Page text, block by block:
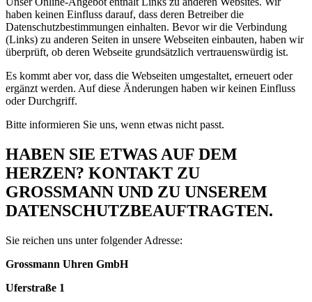
haben keinen Einfluss darauf, dass deren Betreiber die
Datenschutzbestimmungen einhalten. Bevor wir die Verbindung
(Links) zu anderen Seiten in unsere Webseiten einbauten, haben wir
überprüft, ob deren Webseite grundsätzlich vertrauenswürdig ist.
Es kommt aber vor, dass die Webseiten umgestaltet, erneuert oder
ergänzt werden. Auf diese Änderungen haben wir keinen Einfluss
oder Durchgriff.
Bitte informieren Sie uns, wenn etwas nicht passt.
HABEN SIE ETWAS AUF DEM
HERZEN? KONTAKT ZU
GROSSMANN UND ZU UNSEREM
DATENSCHUTZBEAUFTRAGTEN.
Sie reichen uns unter folgender Adresse:
Grossmann Uhren GmbH
Uferstraße 1